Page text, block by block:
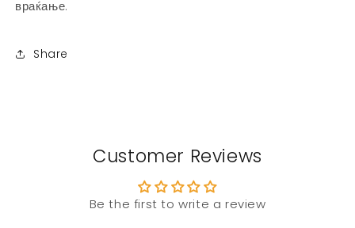
враќање.
Share
Customer Reviews
Be the first to write a review